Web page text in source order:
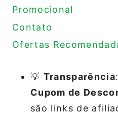
Promocional
Contato
Ofertas
💡 Transparência
Cupom de
são links de